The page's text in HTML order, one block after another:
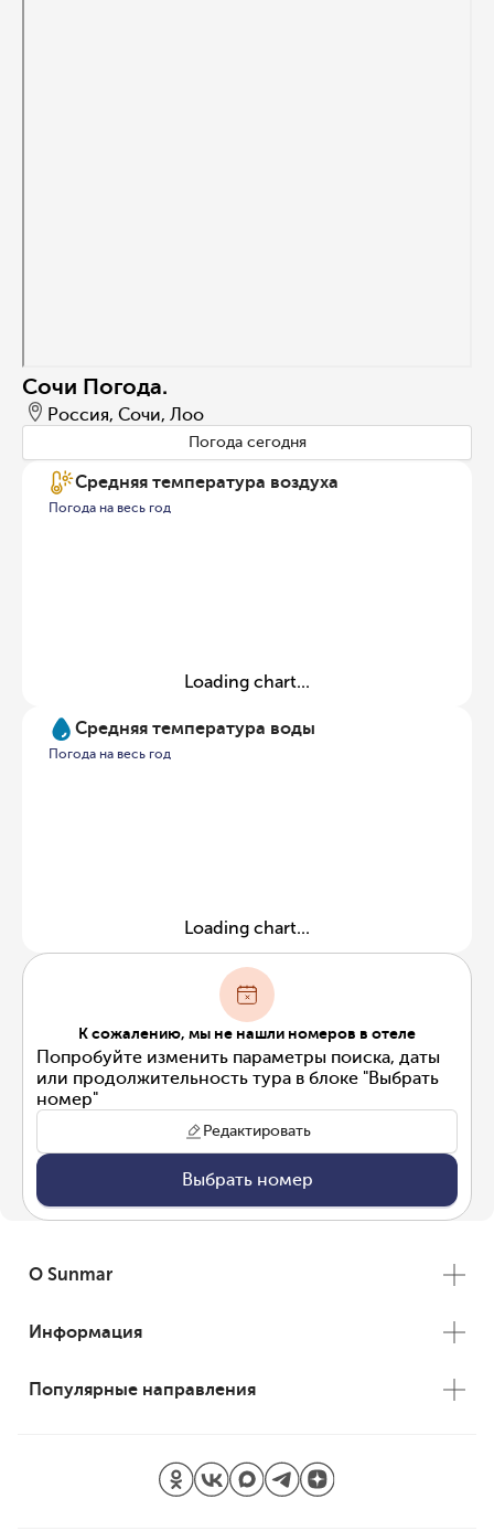
Сочи Погода.
Россия, Сочи, Лоо
Погода сегодня
Средняя температура воздуха
Погода на весь год
Loading chart...
Средняя температура воды
Погода на весь год
Loading chart...
К сожалению, мы не нашли номеров в отеле
Попробуйте изменить параметры поиска, даты
или продолжительность тура в блоке "Выбрать
номер"
Редактировать
Выбрать номер
О Sunmar
Информация
Популярные направления